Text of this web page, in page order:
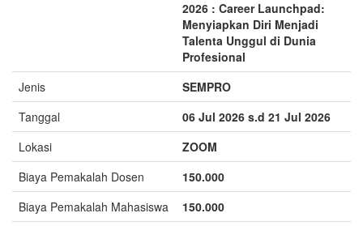
2026 : Career Launchpad:
Menyiapkan Diri Menjadi
Talenta Unggul di Dunia
Profesional
Jenis
SEMPRO
Tanggal
06 Jul 2026 s.d 21 Jul 2026
Lokasi
ZOOM
Biaya Pemakalah Dosen
150.000
Biaya Pemakalah Mahasiswa
150.000